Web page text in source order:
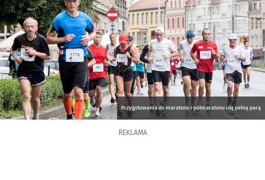
Przygotowania do maratonu i półmaratonu idą pełną parą
REKLAMA